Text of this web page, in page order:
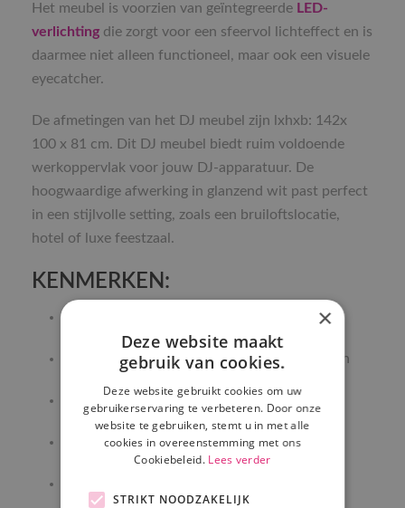
Het meubel is voorzien van geïntegreerde LED-
verlichting die zorgt voor een sfeervol lichteffect en is
daarmee niet alleen functioneel, maar ook een visuele
eyecatcher.
De afmetingen van het DJ meubel zijn lxhxb: 142x
100 x 81 cm. Dit DJ meubel biedt ruim voldoende
werkoppervlak voor jouw DJ-apparatuur. De
hoogwaardige afwerking in glanzend wit past perfect
in een stijlvolle setting, zoals een bruiloftslocatie,
hotel of luxe feestzaal.
KENMERKEN:
Perfect voor bruiloften en luxe evenementen
Voorzien van ingebouwde LED-verlichting
Afmetingen: lxhxb: 142x 100 x 81 cm.
×
Deze website maakt
gebruik van cookies.
Deze website gebruikt cookies om uw
gebruikerservaring te verbeteren. Door onze
website te gebruiken, stemt u in met alle
cookies in overeenstemming met ons
Cookiebeleid. Lees verder
STRIKT NOODZAKELIJK